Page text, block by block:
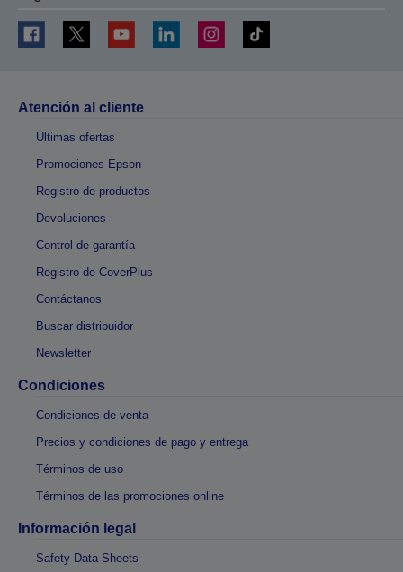
Atención al cliente
Últimas ofertas
Promociones Epson
Registro de productos
Devoluciones
Control de garantía
Registro de CoverPlus
Contáctanos
Buscar distribuidor
Newsletter
Condiciones
Condiciones de venta
Precios y condiciones de pago y entrega
Términos de uso
Términos de las promociones online
Información legal
Safety Data Sheets